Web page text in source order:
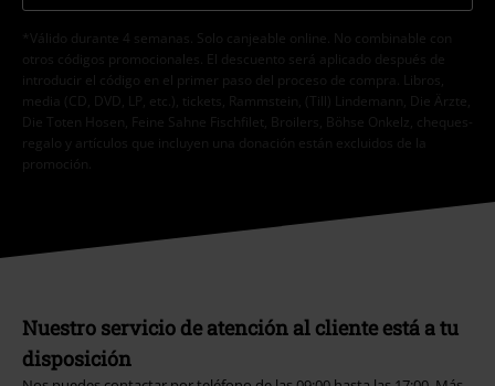
*Válido durante 4 semanas. Solo canjeable online. No combinable con
otros códigos promocionales. El descuento será aplicado después de
introducir el código en el primer paso del proceso de compra. Libros,
media (CD, DVD, LP, etc.), tickets, Rammstein, (Till) Lindemann, Die Ärzte,
Die Toten Hosen, Feine Sahne Fischfilet, Broilers, Böhse Onkelz, cheques-
regalo y artículos que incluyen una donación están excluidos de la
promoción.
Nuestro servicio de atención al cliente está a tu
disposición